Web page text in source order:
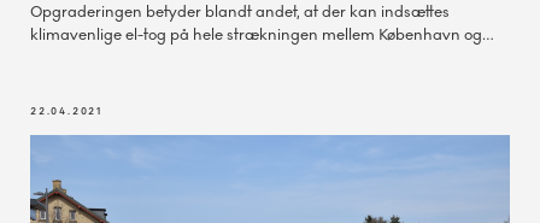
Opgraderingen betyder blandt andet, at der kan indsættes
klimavenlige el-tog på hele strækningen mellem København og
22.04.2021